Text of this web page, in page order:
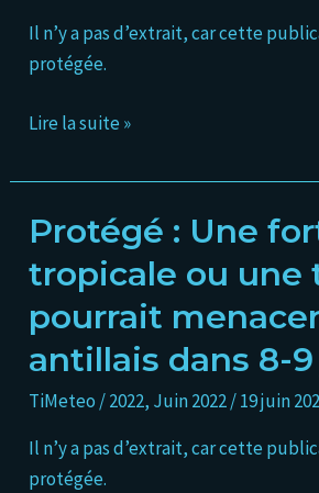
Il n’y a pas d’extrait, car cette
protégée.
de
l’arc
Lire la suite »
Protégé : Une
tropicale ou une
pourrait menacer
antillais dans 8-
TiMeteo /2022, Juin 2022/19 juin
Il n’y a pas d’extrait, car cette
protégée.
Protégé :
forte
onde
tropicale
ou
une
tempête
pourrait